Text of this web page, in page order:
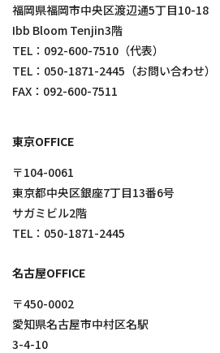
福岡県福岡市中央区渡辺通5丁目10-18
Ibb Bloom Tenjin3階
TEL： 092-600-7510 （代表）
TEL： 050-1871-2445 （お問い合わせ）
FAX：092-600-7511
東京OFFICE
〒104-0061
東京都中央区銀座7丁目13番6号
サガミビル2階
TEL： 050-1871-2445
名古屋OFFICE
〒450-0002
愛知県名古屋市中村区名駅
3-4-10